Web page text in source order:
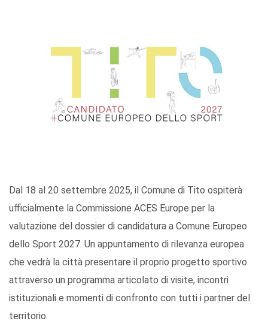
Dal 18 al 20 settembre 2025, il Comune di Tito ospiterà
ufficialmente la Commissione ACES Europe per la
valutazione del dossier di candidatura a Comune Europeo
dello Sport 2027. Un appuntamento di rilevanza europea
che vedrà la città presentare il proprio progetto sportivo
attraverso un programma articolato di visite, incontri
istituzionali e momenti di confronto con tutti i partner del
territorio.